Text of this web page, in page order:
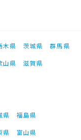
木県 茨城県
群馬県
山県
滋賀県
県
福島県
県
富山県